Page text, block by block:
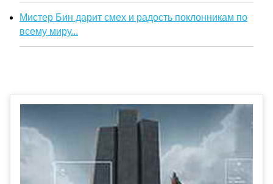
Мистер Бин дарит смех и радость поклонникам по
всему миру...